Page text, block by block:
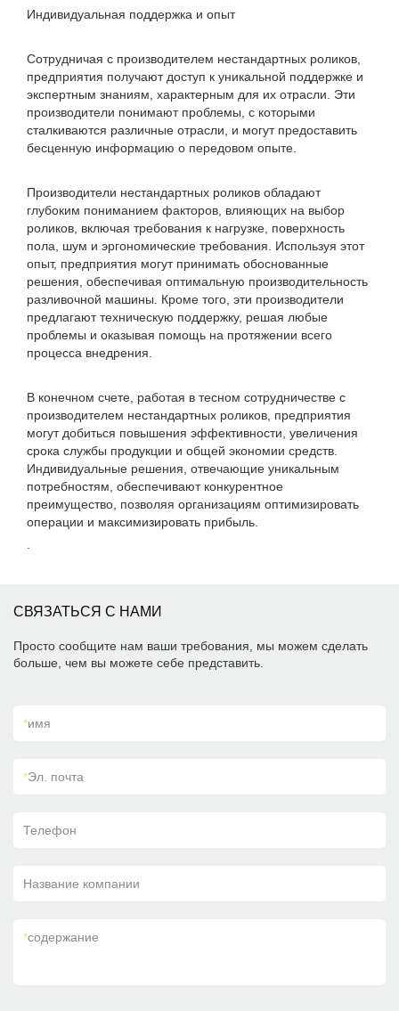
Индивидуальная поддержка и опыт
Сотрудничая с производителем нестандартных роликов,
предприятия получают доступ к уникальной поддержке и
экспертным знаниям, характерным для их отрасли. Эти
производители понимают проблемы, с которыми
сталкиваются различные отрасли, и могут предоставить
бесценную информацию о передовом опыте.
Производители нестандартных роликов обладают
глубоким пониманием факторов, влияющих на выбор
роликов, включая требования к нагрузке, поверхность
пола, шум и эргономические требования. Используя этот
опыт, предприятия могут принимать обоснованные
решения, обеспечивая оптимальную производительность
разливочной машины. Кроме того, эти производители
предлагают техническую поддержку, решая любые
проблемы и оказывая помощь на протяжении всего
процесса внедрения.
В конечном счете, работая в тесном сотрудничестве с
производителем нестандартных роликов, предприятия
могут добиться повышения эффективности, увеличения
срока службы продукции и общей экономии средств.
Индивидуальные решения, отвечающие уникальным
потребностям, обеспечивают конкурентное
преимущество, позволяя организациям оптимизировать
операции и максимизировать прибыль.
СВЯЗАТЬСЯ С НАМИ
Просто сообщите нам ваши требования, мы можем сделать
больше, чем вы можете себе представить.
*имя
*Эл. почта
Телефон
Название компании
*содержание